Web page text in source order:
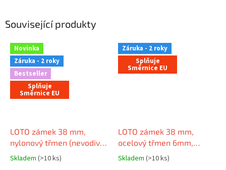
Související produkty
Novinka
Záruka - 2 roky
Bestseller
Splňuje
Směrnice EU
LOTO zámek 38 mm,
nylonový třmen (nevodivý)
6mm, nylonové tělo
(nevodivé), tvar LOCKEY
Skladem (>10 ks)
Záruka - 2 roky
Splňuje
Směrnice EU
LOTO zámek 38 mm,
ocelový třmen 6mm,
nylonové tělo (nevodivé),
rovná hrana
Skladem (>10 ks)